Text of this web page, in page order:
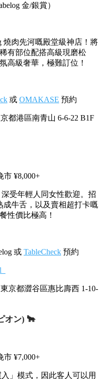
金/銀賞）
燒肉先河嘅殿堂級神店！將
有部位配搭高級現磨松
高級奢華，極難訂位！
或 OMAKASE 預約
都港區南青山 6-6-22 B1F
市 ¥8,000+
受年輕人同女性歡迎。招
成牛舌，以及賣相超打卡嘅
性價比極高！
或 TableCheck 預約
東京都澀谷區惠比壽西 1-10-
オン) 🐂
市 ¥7,000+
」模式，因此客人可以用